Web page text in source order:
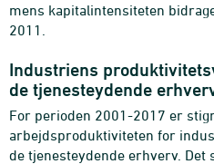
mens kapitalintensiteten
2011.
Industriens
de tjenesteydende
For perioden 2001-2017 er
arbejdsproduktiviteten for
de tjenesteydende erhverv.